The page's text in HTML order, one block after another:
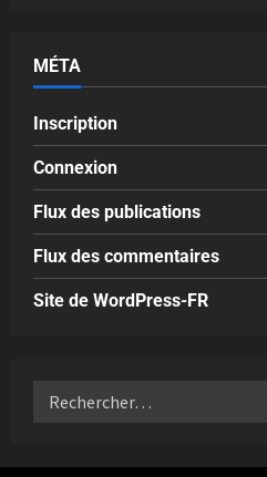
MÉTA
Inscription
Connexion
Flux des publications
Flux des commentaires
Site de WordPress-FR